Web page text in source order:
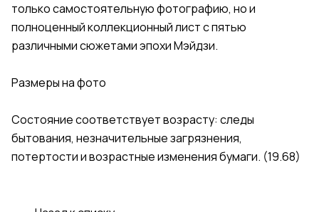
только самостоятельную фотографию, но и
полноценный коллекционный лист с пятью
различными сюжетами эпохи Мэйдзи.
Размеры на фото
Состояние соответствует возрасту: следы
бытования, незначительные загрязнения,
потертости и возрастные изменения бумаги. (19.68)